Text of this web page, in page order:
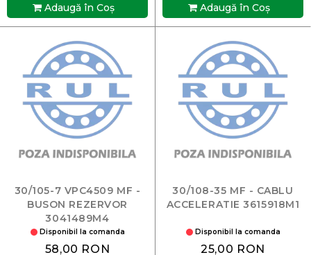
Adaugă în Coş Adaugă în Coş
30/105-7 VPC4509 MF -
BUSON REZERVOR
3041489M4
Disponibil la comanda
58,00 RON
30/108-35 MF - CABLU
ACCELERATIE 3615918M1
Disponibil la comanda
25,00 RON